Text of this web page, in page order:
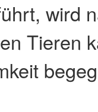
wird
Tieren